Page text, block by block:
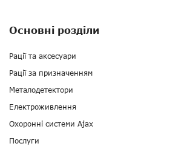
Основні розділи
Рації та аксесуари
Рації за призначенням
Металодетектори
Електроживлення
Охоронні системи Ajax
Послуги